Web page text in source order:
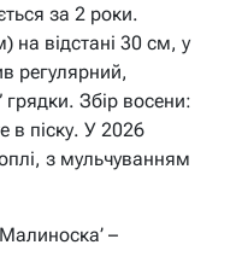
за 2 роки.
на відстані 30 см, у
регулярний,
грядки. Збір восени:
в піску. У 2026
з мульчуванням
–